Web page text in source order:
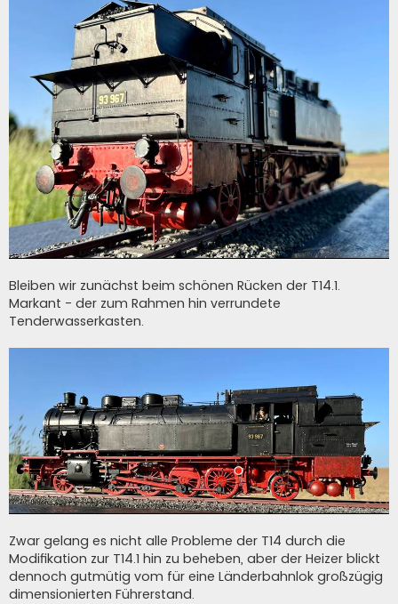
Bleiben wir zunächst beim schönen Rücken der T14.1.
Markant - der zum Rahmen hin verrundete
Tenderwasserkasten.
Zwar gelang es nicht alle Probleme der T14 durch die
Modifikation zur T14.1 hin zu beheben, aber der Heizer blickt
dennoch gutmütig vom für eine Länderbahnlok großzügig
dimensionierten Führerstand.